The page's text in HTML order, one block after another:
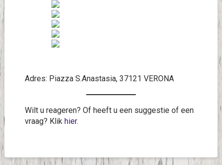
Adres: Piazza S.Anastasia, 37121 VERONA
Wilt u reageren? Of heeft u een suggestie of een
vraag? Klikhier.